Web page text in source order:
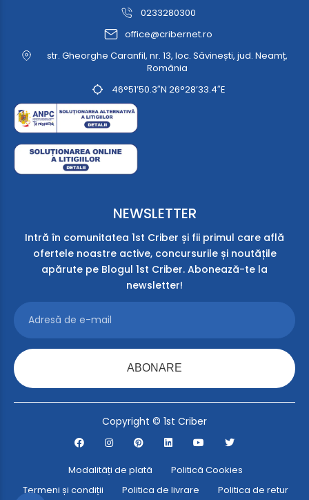
0233280300
office@cribernet.ro
str. Gheorghe Caranfil, nr. 13, loc. Săvinești, jud. Neamț,
România
46°51’50.3″N 26°28’33.4″E
NEWSLETTER
Intră în comunitatea 1st Criber și fii primul care află
ofertele noastre active, concursurile și noutățile
apărute pe Blogul 1st Criber. Abonează-te la
newsletter!
ABONARE
Copyright © 1st Criber
Modalități de plată
Politică Cookies
Termeni și condiții
Politica de livrare Politica de retur